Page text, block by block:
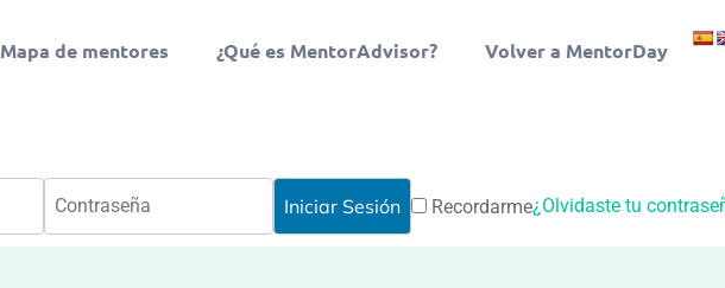
Mapa de mentores ¿Qué es MentorAdvisor? Volver a MentorDay
Recordarme¿Olvidaste tu